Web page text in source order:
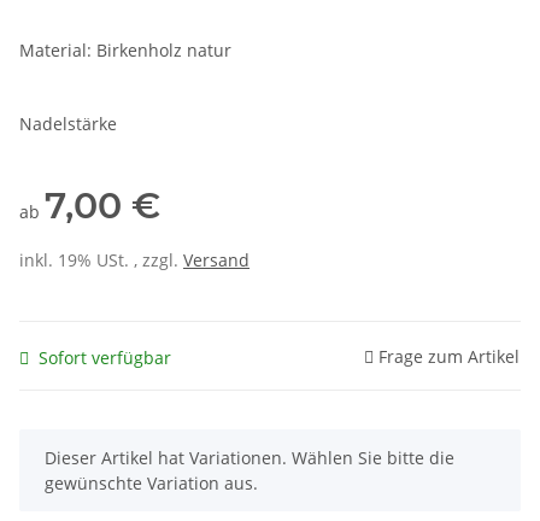
Material: Birkenholz natur
Nadelstärke
ab 7,00 €
inkl. 19% USt. , zzgl. Versand
Sofort verfügbar Frage zum Artikel
x
Dieser Artikel hat Variationen. Wählen Sie bitte die
gewünschte Variation aus.